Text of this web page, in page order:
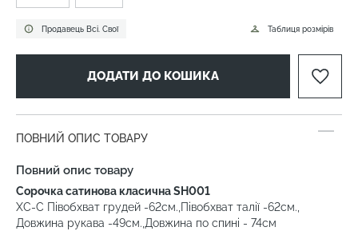
Продавець Всі. Свої Таблиця розмірів
ДОДАТИ ДО КОШИКА
ПОВНИЙ ОПИС ТОВАРУ
Повний опис товару
Сорочка сатинова класична SH001
ХС-С Півобхват грудей -62см.,Півобхват талії -62см.,
Довжина рукава -49см.,Довжина по спині - 74см